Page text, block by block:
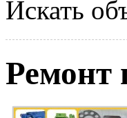
Искать
Ремонт